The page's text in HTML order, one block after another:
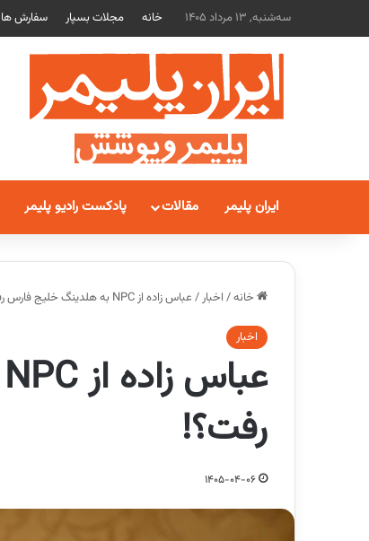
سه‌شنبه, 13 مرداد 1405 خانه مجلات بسپار سفارش ها
ایران پلیمر مقالات پادکست رادیو پلیمر
خانه/ اخبار/عباس زاده از NPC به هلدینگ خلیج فارس رفت؟!
اخبار
رفت؟!
1405-04-06